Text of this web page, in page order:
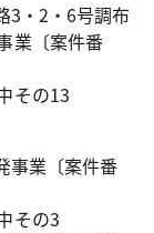
・2・6号調布
業〔案件番
その13
業〔案件番
その3